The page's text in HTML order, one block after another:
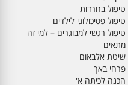
טיפול בחרדות
טיפול פסיכולוגי לילדים
טיפול רגשי למבוגרים – למי זה
מתאים
שיטת אלבאום
פרחי באך
הכנה לכיתה א'